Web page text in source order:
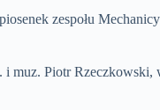
zespołu
i muz. Piotr